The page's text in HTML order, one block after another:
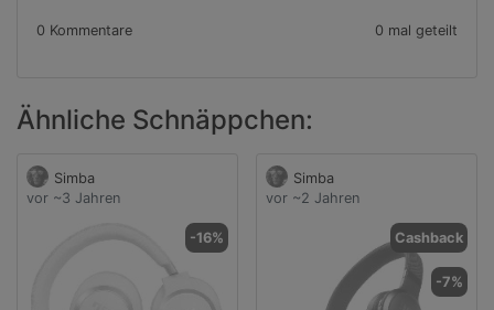
0 Kommentare 0 mal geteilt
Ähnliche Schnäppchen:
Simba
vor ~3 Jahren
-16%
Simba
vor ~2 Jahren
Cashback
-7%